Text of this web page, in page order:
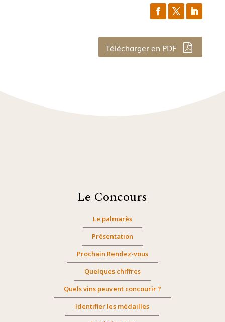
Télécharger en PDF
Le Concours
Le palmarès
Présentation
Prochain Rendez-vous
Quelques chiffres
Quels vins peuvent concourir ?
Identifier les médailles